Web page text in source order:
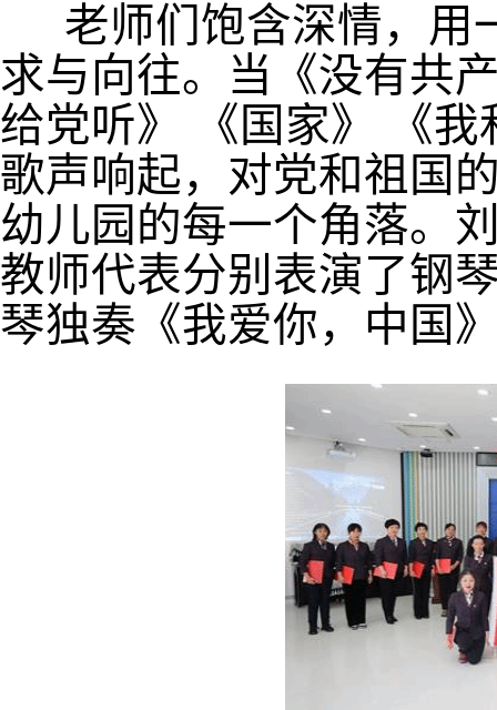
老师们饱含深情，用
求与向往。当《没有共
给党听》
《国家》
《
歌声响起，对党和祖国
幼儿园的每一个角落。
教师代表分别表演了钢
琴独奏《我爱你，中国